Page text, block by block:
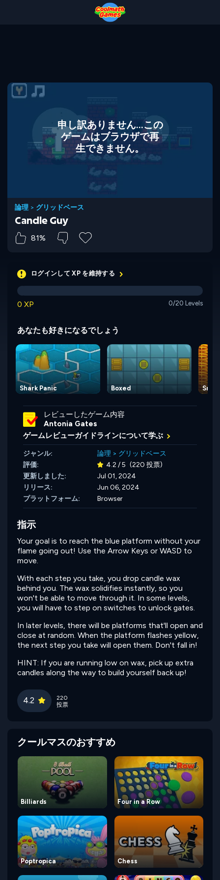
申し訳ありません...この
ゲームはブラウザで再
生できません。
論理 > グリッドベース
Candle Guy
81%
ログインして XP を維持する
0 XP 0/20 Levels
あなたも好きになるでしょう
Shark Panic Boxed
レビューしたゲーム内容
Antonia Gates
ゲームレビューガイドラインについて学ぶ
ジャンル: 論理 > グリッドベース
評価:
4.2 / 5 (220 投票)
更新しました:
Jul 01, 2024
リリース:
Jun 06, 2024
プラットフォーム:
Browser
指示
Your goal is to reach the blue platform without your
flame going out! Use the Arrow Keys or WASD to
move.
With each step you take, you drop candle wax
behind you. The wax solidifies instantly, so you
won't be able to move through it. In some levels,
you will have to step on switches to unlock gates.
In later levels, there will be platforms that'll open and
close at random. When the platform flashes yellow,
the next step you take will open them. Don't fall in!
HINT: If you are running low on wax, pick up extra
candles along the way to build yourself back up!
4.2
220
投票
クールマスのおすすめ
Billiards Four in a Row
Poptropica Chess